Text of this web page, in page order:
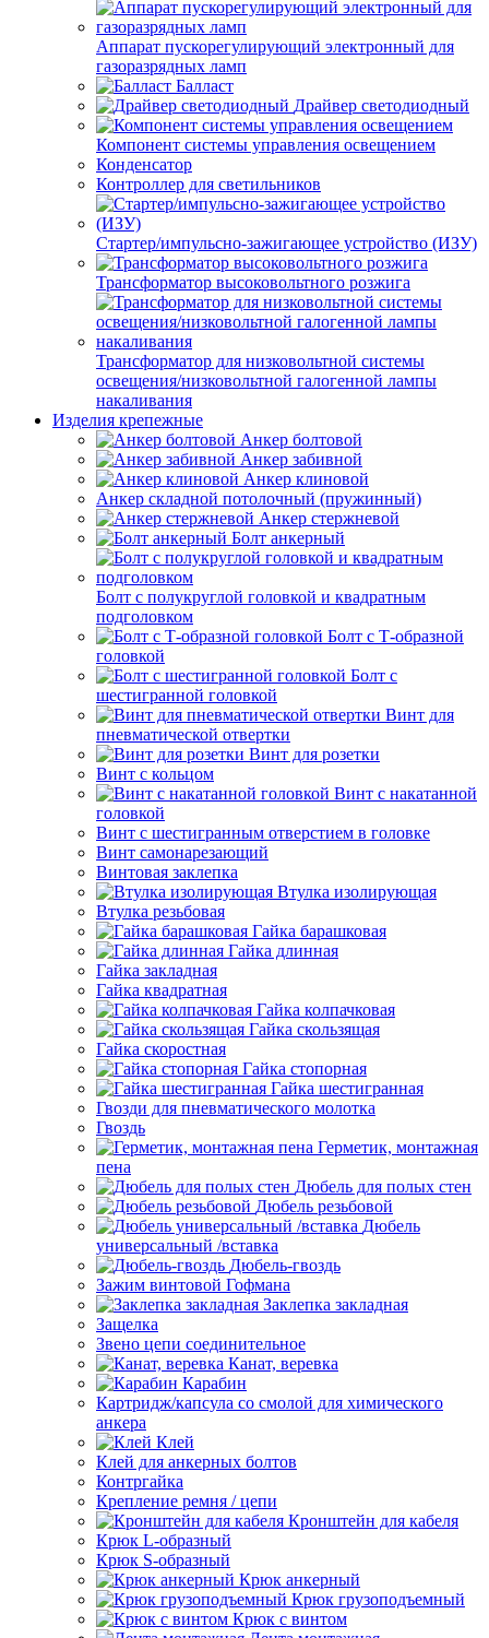
Аппарат пускорегулирующий электронный для
газоразрядных ламп
Балласт
Драйвер светодиодный
Компонент системы управления освещением
Конденсатор
Контроллер для светильников
Стартер/импульсно-зажигающее устройство (ИЗУ)
Трансформатор высоковольтного розжига
Трансформатор для низковольтной системы
освещения/низковольтной галогенной лампы
накаливания
Изделия крепежные
Анкер болтовой
Анкер забивной
Анкер клиновой
Анкер складной потолочный (пружинный)
Анкер стержневой
Болт анкерный
Болт с полукруглой головкой и квадратным
подголовком
Болт с Т-образной
головкой
Болт с
шестигранной головкой
Винт для
пневматической отвертки
Винт для розетки
Винт с кольцом
Винт с накатанной
головкой
Винт с шестигранным отверстием в головке
Винт самонарезающий
Винтовая заклепка
Втулка изолирующая
Втулка резьбовая
Гайка барашковая
Гайка длинная
Гайка закладная
Гайка квадратная
Гайка колпачковая
Гайка скользящая
Гайка скоростная
Гайка стопорная
Гайка шестигранная
Гвозди для пневматического молотка
Гвоздь
Герметик, монтажная
пена
Дюбель для полых стен
Дюбель резьбовой
Дюбель
универсальный /вставка
Дюбель-гвоздь
Зажим винтовой Гофмана
Заклепка закладная
Защелка
Звено цепи соединительное
Канат, веревка
Карабин
Картридж/капсула со смолой для химического
анкера
Клей
Клей для анкерных болтов
Контргайка
Крепление ремня / цепи
Кронштейн для кабеля
Крюк L-образный
Крюк S-образный
Крюк анкерный
Крюк грузоподъемный
Крюк с винтом